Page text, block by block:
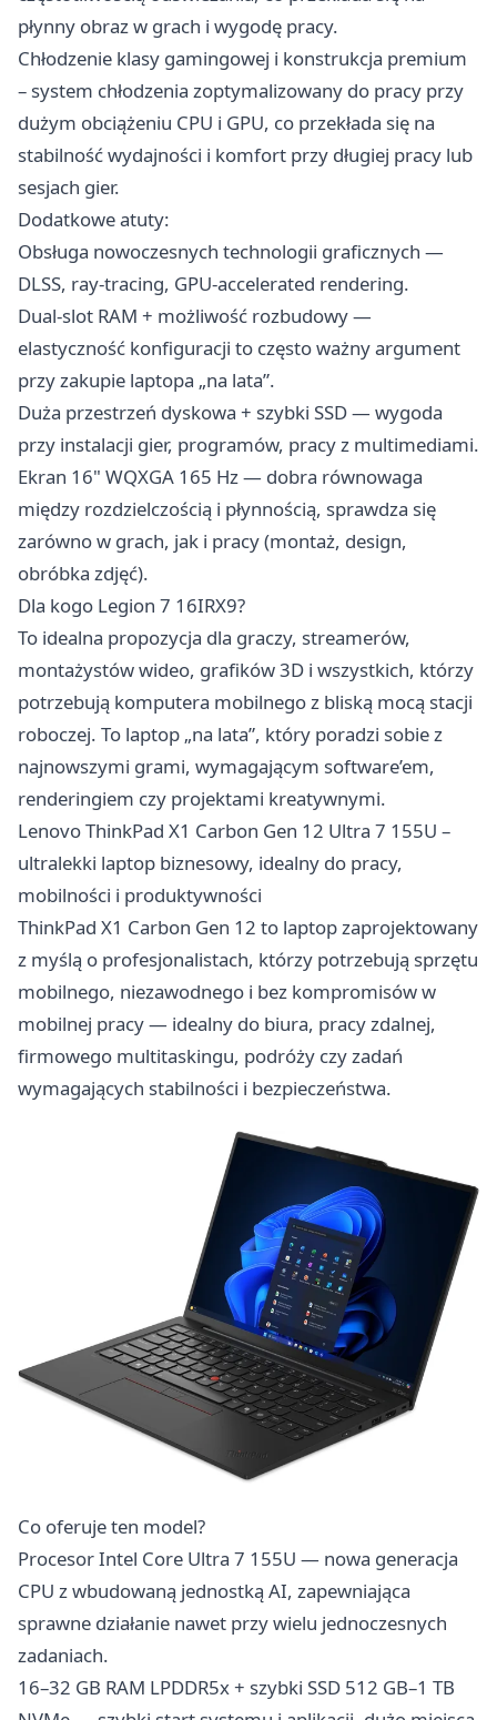
płynny obraz w grach i wygodę pracy.
Chłodzenie klasy gamingowej i konstrukcja premium
– system chłodzenia zoptymalizowany do pracy przy
dużym obciążeniu CPU i GPU, co przekłada się na
stabilność wydajności i komfort przy długiej pracy lub
sesjach gier.
Dodatkowe atuty:
Obsługa nowoczesnych technologii graficznych —
DLSS, ray-tracing, GPU-accelerated rendering.
Dual-slot RAM + możliwość rozbudowy —
elastyczność konfiguracji to często ważny argument
przy zakupie laptopa „na lata”.
Duża przestrzeń dyskowa + szybki SSD — wygoda
przy instalacji gier, programów, pracy z multimediami.
Ekran 16" WQXGA 165 Hz — dobra równowaga
między rozdzielczością i płynnością, sprawdza się
zarówno w grach, jak i pracy (montaż, design,
obróbka zdjęć).
Dla kogo Legion 7 16IRX9?
To idealna propozycja dla graczy, streamerów,
montażystów wideo, grafików 3D i wszystkich, którzy
potrzebują komputera mobilnego z bliską mocą stacji
roboczej. To laptop „na lata”, który poradzi sobie z
najnowszymi grami, wymagającym software’em,
renderingiem czy projektami kreatywnymi.
Lenovo ThinkPad X1 Carbon Gen 12 Ultra 7 155U –
ultralekki laptop biznesowy, idealny do pracy,
mobilności i produktywności
ThinkPad X1 Carbon Gen 12 to laptop zaprojektowany
z myślą o profesjonalistach, którzy potrzebują sprzętu
mobilnego, niezawodnego i bez kompromisów w
mobilnej pracy — idealny do biura, pracy zdalnej,
firmowego multitaskingu, podróży czy zadań
wymagających stabilności i bezpieczeństwa.
Co oferuje ten model?
Procesor Intel Core Ultra 7 155U — nowa generacja
CPU z wbudowaną jednostką AI, zapewniająca
sprawne działanie nawet przy wielu jednoczesnych
zadaniach.
16–32 GB RAM LPDDR5x + szybki SSD 512 GB–1 TB